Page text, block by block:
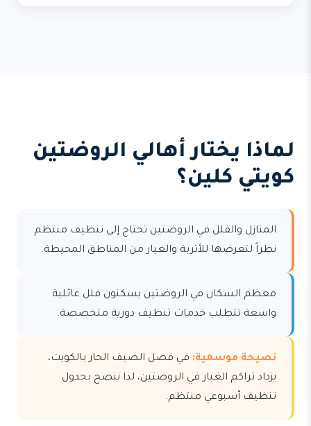
لماذا يختار أهالي الروضتين
كويتي كلين؟
المنازل والفلل في الروضتين تحتاج إلى تنظيف منتظم
نظراً لتعرضها للأتربة والغبار من المناطق المحيطة.
معظم السكان في الروضتين يسكنون فلل عائلية
واسعة تتطلب خدمات تنظيف دورية متخصصة.
نصيحة موسمية: في فصل الصيف الحار بالكويت،
يزداد تراكم الغبار في الروضتين، لذا ننصح بجدول
تنظيف أسبوعي منتظم.